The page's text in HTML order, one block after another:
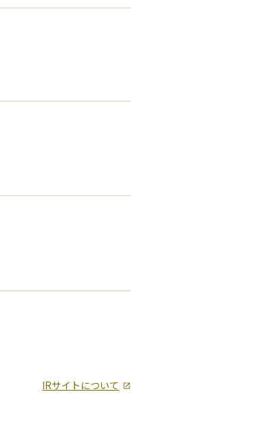
IRサイトについて